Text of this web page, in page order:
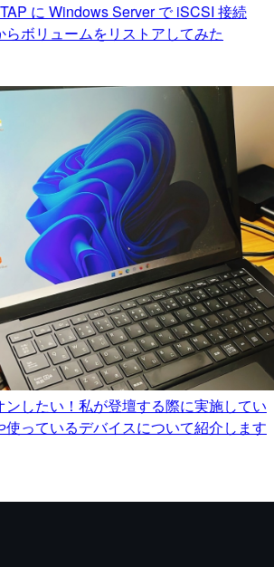
に Windows Server で iSCSI 接続
らボリュームをリストアしてみた
ンしたい！私が登壇する際に実施してい
使っているデバイスについて紹介します